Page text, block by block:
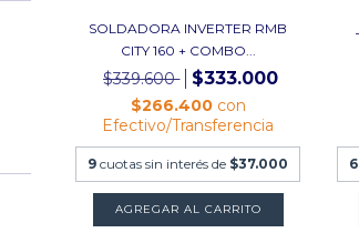
SOLDADORA INVERTER RMB
CITY 160 + COMBO...
$339.600 $333.000
$266.400 con
Efectivo/Transferencia
9 cuotas sin interés de $37.000 6